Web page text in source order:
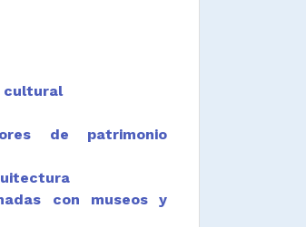
cultural
de patrimonio
con museos y